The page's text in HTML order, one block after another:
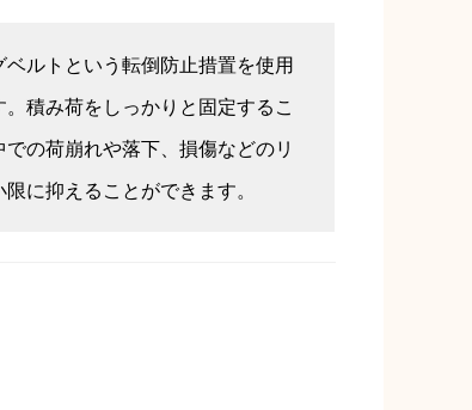
ベルトという転倒防止措置を使用
。積み荷をしっかりと固定するこ
での荷崩れや落下、損傷などのリ
限に抑えることができます。